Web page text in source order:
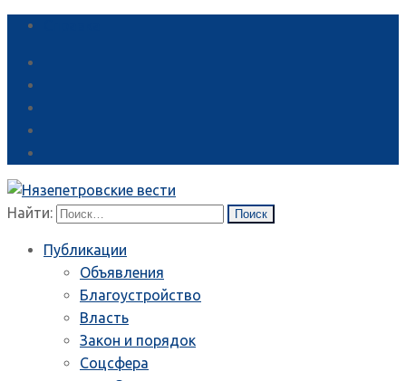
Найти:
Публикации
Объявления
Благоустройство
Власть
Закон и порядок
Соцсфера